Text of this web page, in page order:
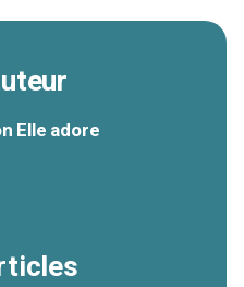
Elle adore